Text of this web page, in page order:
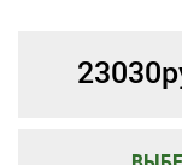
23030